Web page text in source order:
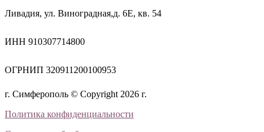
Ливадия, ул. Виноградная,д. 6Е, кв. 54
ИНН 910307714800
ОГРНИП 320911200100953
г. Симферополь © Copyright 2026 г.
Политика конфиденциальности